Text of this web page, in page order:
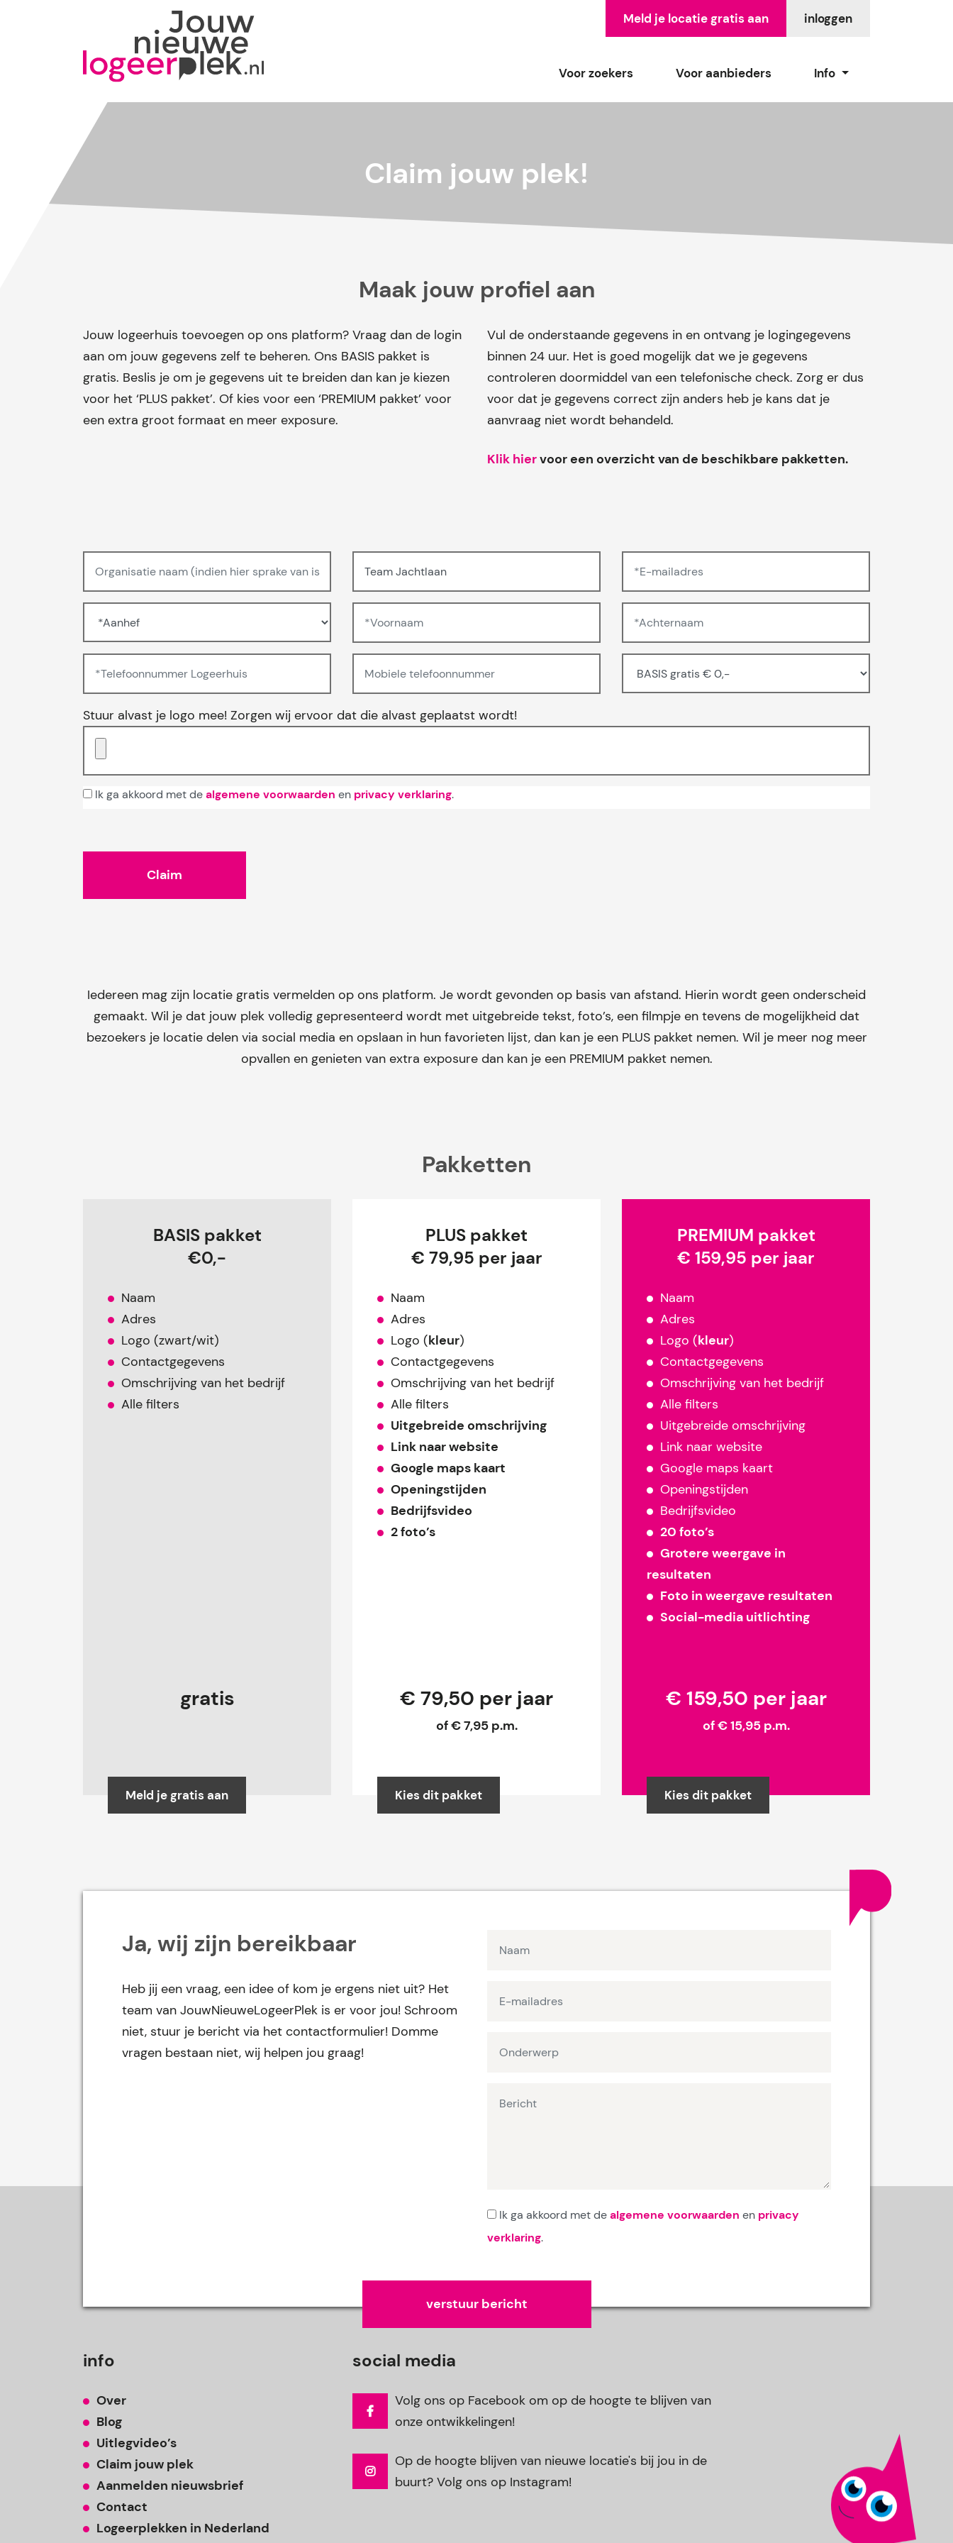
inloggen
Meld je locatie gratis aan
Voor zoekers Voor aanbieders Info
Claim jouw plek!
Maak jouw profiel aan
Jouw logeerhuis toevoegen op ons platform? Vraag dan de login
aan om jouw gegevens zelf te beheren. Ons BASIS pakket is
gratis. Beslis je om je gegevens uit te breiden dan kan je kiezen
voor het ‘PLUS pakket’. Of kies voor een ‘PREMIUM pakket’ voor
een extra groot formaat en meer exposure.
Vul de onderstaande gegevens in en ontvang je logingegevens
binnen 24 uur. Het is goed mogelijk dat we je gegevens
controleren doormiddel van een telefonische check. Zorg er dus
voor dat je gegevens correct zijn anders heb je kans dat je
aanvraag niet wordt behandeld.
Klik hiervoor een overzicht van de beschikbare pakketten.
Stuur alvast je logo mee! Zorgen wij ervoor dat die alvast geplaatst wordt!
Ik ga akkoord met dealgemene voorwaarden en privacy verklaring.
Iedereen mag zijn locatie gratis vermelden op ons platform. Je wordt gevonden op basis van afstand. Hierin wordt geen onderscheid
gemaakt. Wil je dat jouw plek volledig gepresenteerd wordt met uitgebreide tekst, foto’s, een filmpje en tevens de mogelijkheid dat
bezoekers je locatie delen via social media en opslaan in hun favorieten lijst, dan kan je een PLUS pakket nemen. Wil je meer nog meer
opvallen en genieten van extra exposure dan kan je een PREMIUM pakket nemen.
Pakketten
BASIS pakket
€0,-
Naam
Adres
Logo (zwart/wit)
Contactgegevens
Omschrijving van het bedrijf
Alle filters
gratis
Meld je gratis aan
PLUS pakket
€ 79,95 per jaar
Naam
Adres
Logo (kleur)
Contactgegevens
Omschrijving van het bedrijf
Alle filters
Uitgebreide omschrijving
Link naar website
Google maps kaart
Openingstijden
Bedrijfsvideo
2 foto’s
€ 79,50 per jaar
of € 7,95 p.m.
Kies dit pakket
PREMIUM pakket
€ 159,95 per jaar
Naam
Adres
Logo (kleur)
Contactgegevens
Omschrijving van het bedrijf
Alle filters
Uitgebreide omschrijving
Link naar website
Google maps kaart
Openingstijden
Bedrijfsvideo
20 foto’s
Grotere weergave in
resultaten
Foto in weergave resultaten
Social-media uitlichting
€ 159,50 per jaar
of € 15,95 p.m.
Kies dit pakket
Ja, wij zijn bereikbaar
Heb jij een vraag, een idee of kom je ergens niet uit? Het
team van JouwNieuweLogeerPlek is er voor jou! Schroom
niet, stuur je bericht via het contactformulier! Domme
vragen bestaan niet, wij helpen jou graag!
Ik ga akkoord met dealgemene voorwaarden en privacy
verklaring.
info
Over
Blog
Uitlegvideo’s
Claim jouw plek
Aanmelden nieuwsbrief
Contact
Logeerplekken in Nederland
social media
Volg ons op Facebook om op de hoogte te blijven van
onze ontwikkelingen!
Op de hoogte blijven van nieuwe locatie's bij jou in de
buurt? Volg ons op Instagram!